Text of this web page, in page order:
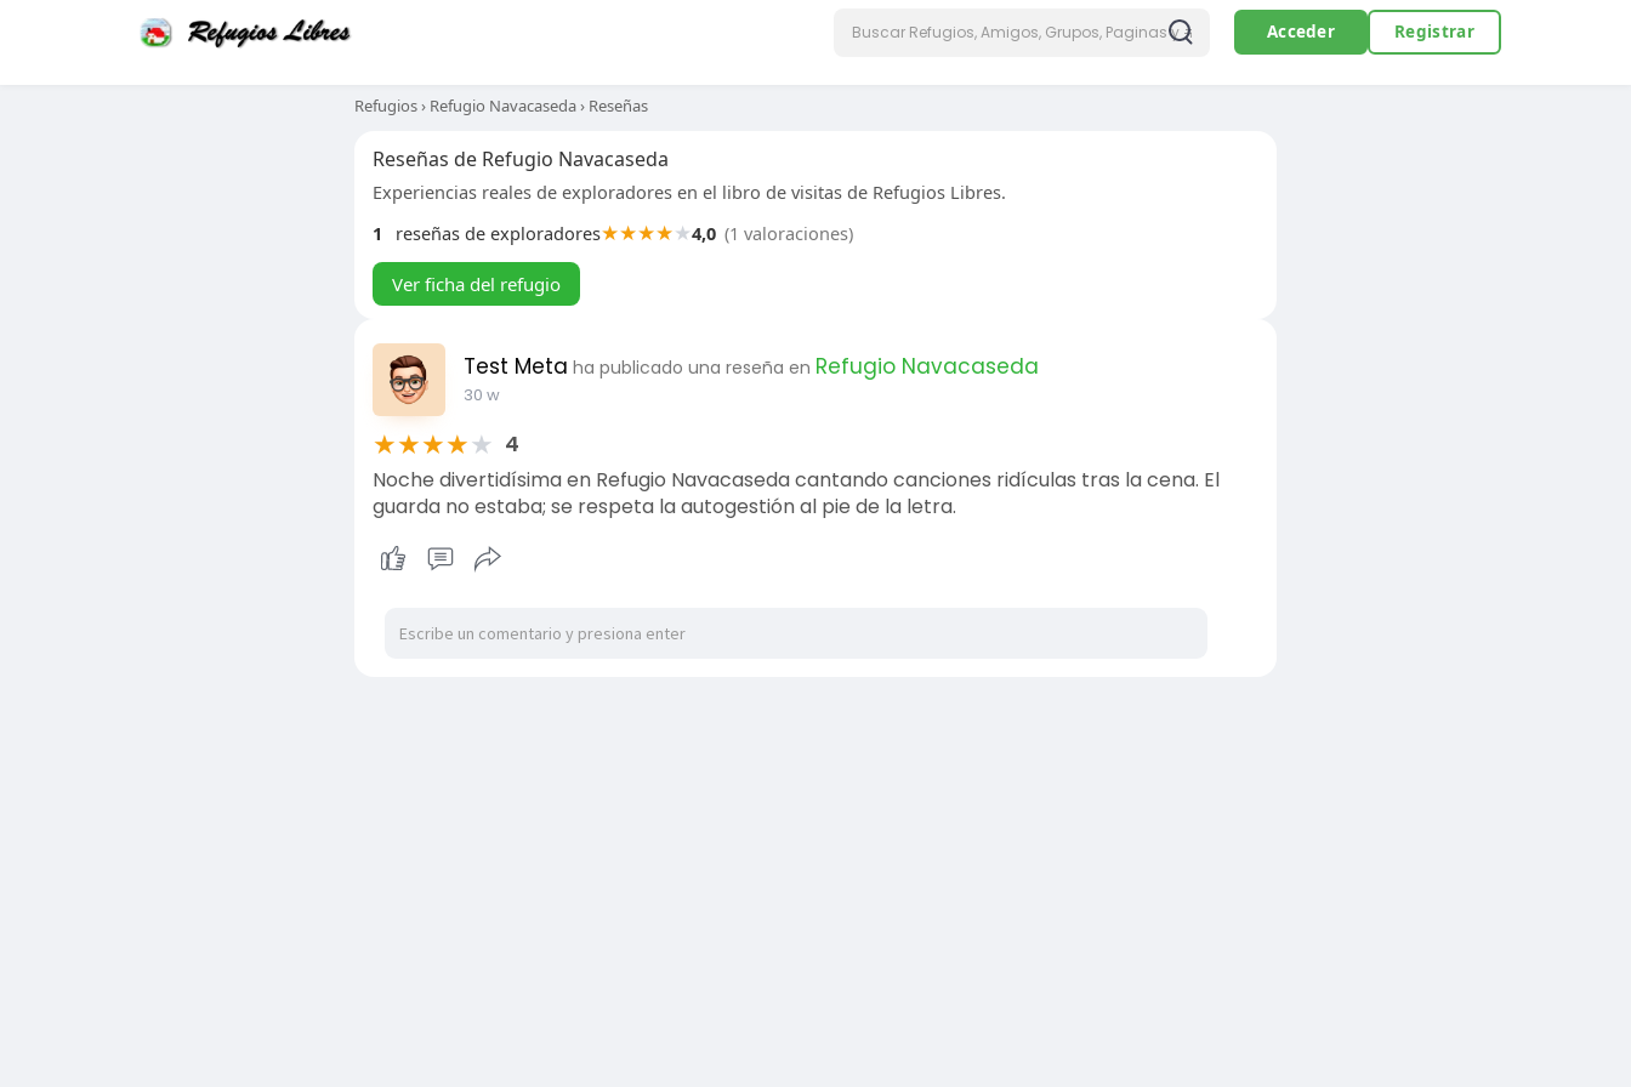
Acceder Registrar
Refugios› Refugio Navacaseda› Reseñas
Reseñas de Refugio Navacaseda
Experiencias reales de exploradores en el libro de visitas de Refugios Libres.
1
reseñas de exploradores★★★★★4,0 (1 valoraciones)
Ver ficha del refugio
Test Meta ha publicado una reseña en Refugio Navacaseda
30 w
★★★★★ 4
Noche divertidísima en Refugio Navacaseda cantando canciones ridículas tras la cena. El
guarda no estaba; se respeta la autogestión al pie de la letra.